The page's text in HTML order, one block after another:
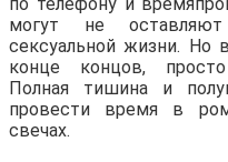
могут не
сексуальной жизни. Но
конце концов,
Полная тишина и
провести время в
свечах.